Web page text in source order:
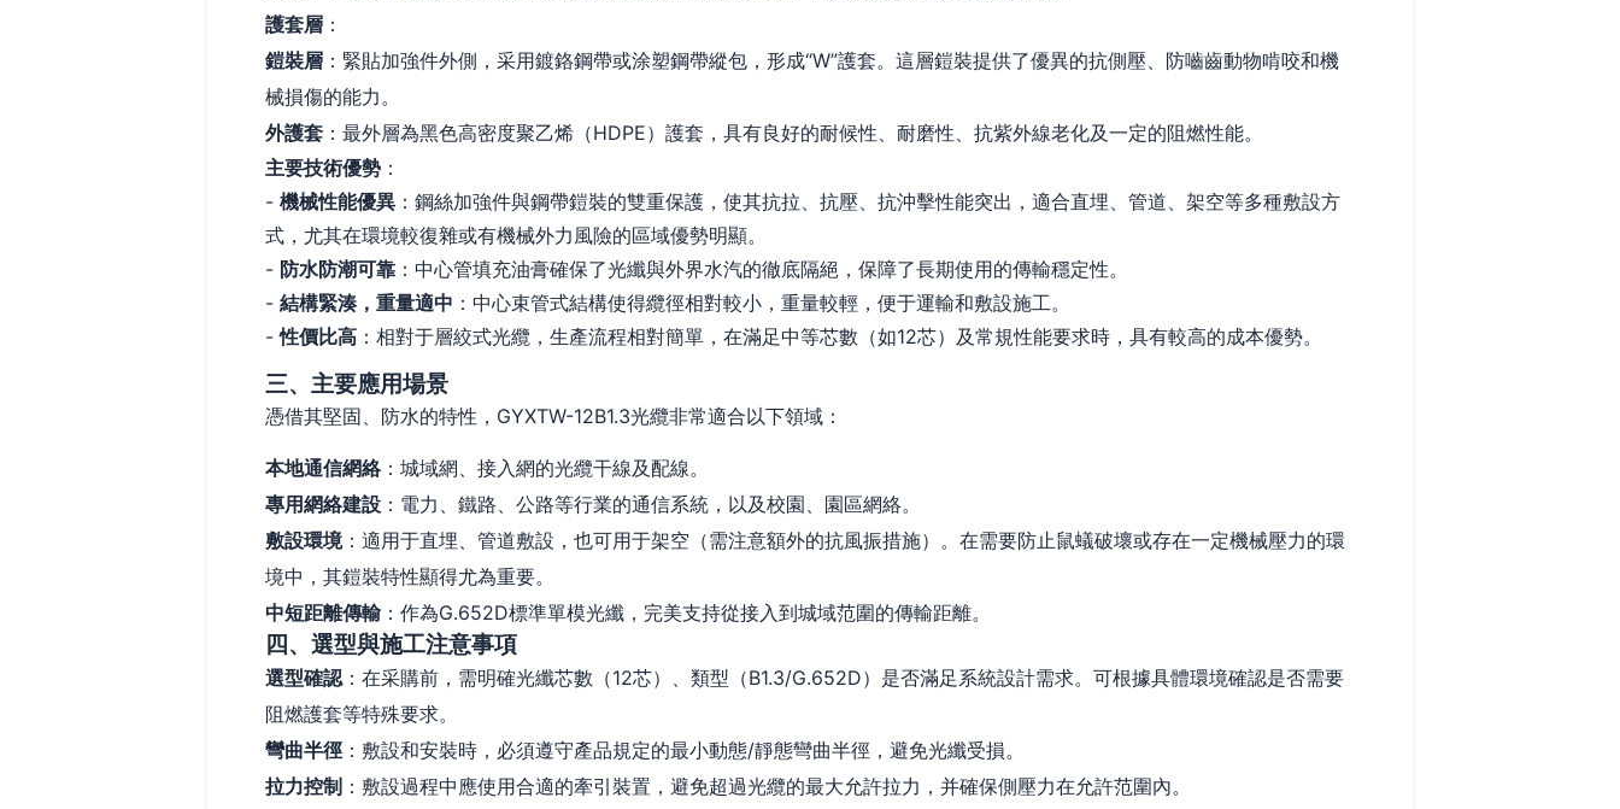
護套層 ：
鎧裝層 ：緊貼加強件外側，采用鍍鉻鋼帶或涂塑鋼帶縱包，形成“W”護套。這層鎧裝提供了優異的抗側壓、防嚙齒動物啃咬和機
械損傷的能力。
外護套 ：最外層為黑色高密度聚乙烯（HDPE）護套，具有良好的耐候性、耐磨性、抗紫外線老化及一定的阻燃性能。
主要技術優勢 ：
- 機械性能優異 ：鋼絲加強件與鋼帶鎧裝的雙重保護，使其抗拉、抗壓、抗沖擊性能突出，適合直埋、管道、架空等多種敷設方
式，尤其在環境較復雜或有機械外力風險的區域優勢明顯。
- 防水防潮可靠 ：中心管填充油膏確保了光纖與外界水汽的徹底隔絕，保障了長期使用的傳輸穩定性。
- 結構緊湊，重量適中 ：中心束管式結構使得纜徑相對較小，重量較輕，便于運輸和敷設施工。
-性價比高 ：相對于層絞式光纜，生產流程相對簡單，在滿足中等芯數（如12芯）及常規性能要求時，具有較高的成本優勢。
三、主要應用場景
憑借其堅固、防水的特性，GYXTW-12B1.3光纜非常適合以下領域：
本地通信網絡：城域網、接入網的光纜干線及配線。
專用網絡建設 ：電力、鐵路、公路等行業的通信系統，以及校園、園區網絡。
敷設環境：適用于直埋、管道敷設，也可用于架空（需注意額外的抗風振措施）。在需要防止鼠蟻破壞或存在一定機械壓力的環
境中，其鎧裝特性顯得尤為重要。
中短距離傳輸：作為G.652D標準單模光纖，完美支持從接入到城域范圍的傳輸距離。
四、選型與施工注意事項
選型確認：在采購前，需明確光纖芯數（12芯）、類型（B1.3/G.652D）是否滿足系統設計需求。可根據具體環境確認是否需要
阻燃護套等特殊要求。
彎曲半徑 ：敷設和安裝時，必須遵守產品規定的最小動態/靜態彎曲半徑，避免光纖受損。
拉力控制 ：敷設過程中應使用合適的牽引裝置，避免超過光纜的最大允許拉力，并確保側壓力在允許范圍內。